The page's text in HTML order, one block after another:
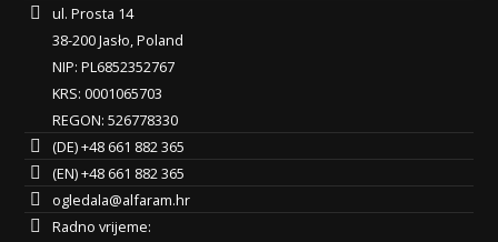
ul. Prosta 14
38-200 Jasło, Poland
NIP: PL6852352767
KRS: 0001065703
REGON: 526778330
(DE) +48 661 882 365
(EN) +48 661 882 365
ogledala@alfaram.hr
Radno vrijeme: